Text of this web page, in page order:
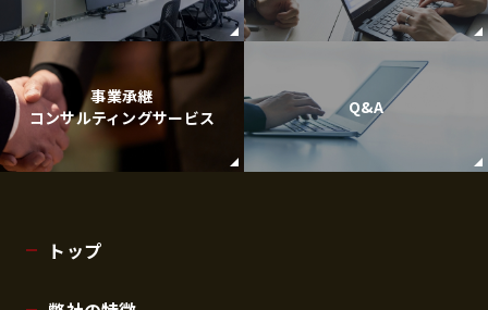
事業承継
コンサルティングサービス
Q&A
トップ